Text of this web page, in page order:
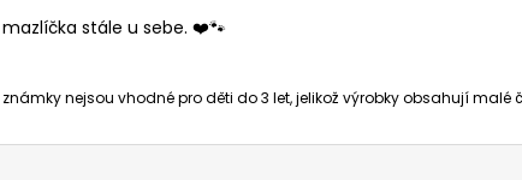
stále u sebe. ❤️🐾
nejsou vhodné pro děti do 3 let, jelikož výrobky obsahují